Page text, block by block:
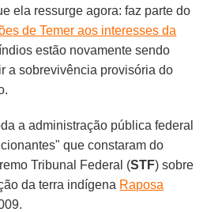
ela ressurge agora: faz parte do
de Temer aos interesses da
estão novamente sendo
a sobrevivência provisória do
a administração pública federal
que constaram do
Tribunal Federal (STF) sobre
da terra indígena Raposa